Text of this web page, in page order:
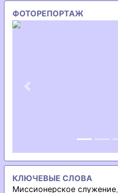
ФОТОРЕПОРТАЖ
Previous
КЛЮЧЕВЫЕ СЛОВА
Миссионерское служение,